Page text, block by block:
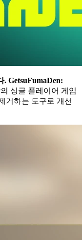
. GetsuFumaDen:
싱글 플레이어 게임
거하는 도구로 개선